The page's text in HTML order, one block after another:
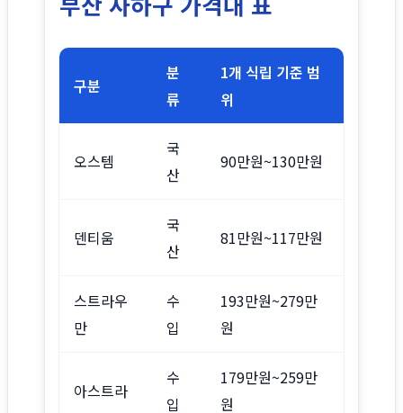
구분
분
류
1개 식립 기준 범
위
오스템
국
산
90만원~130만원
덴티움
국
산
81만원~117만원
스트라우
만
수
입
193만원~279만
원
아스트라
수
입
179만원~259만
원